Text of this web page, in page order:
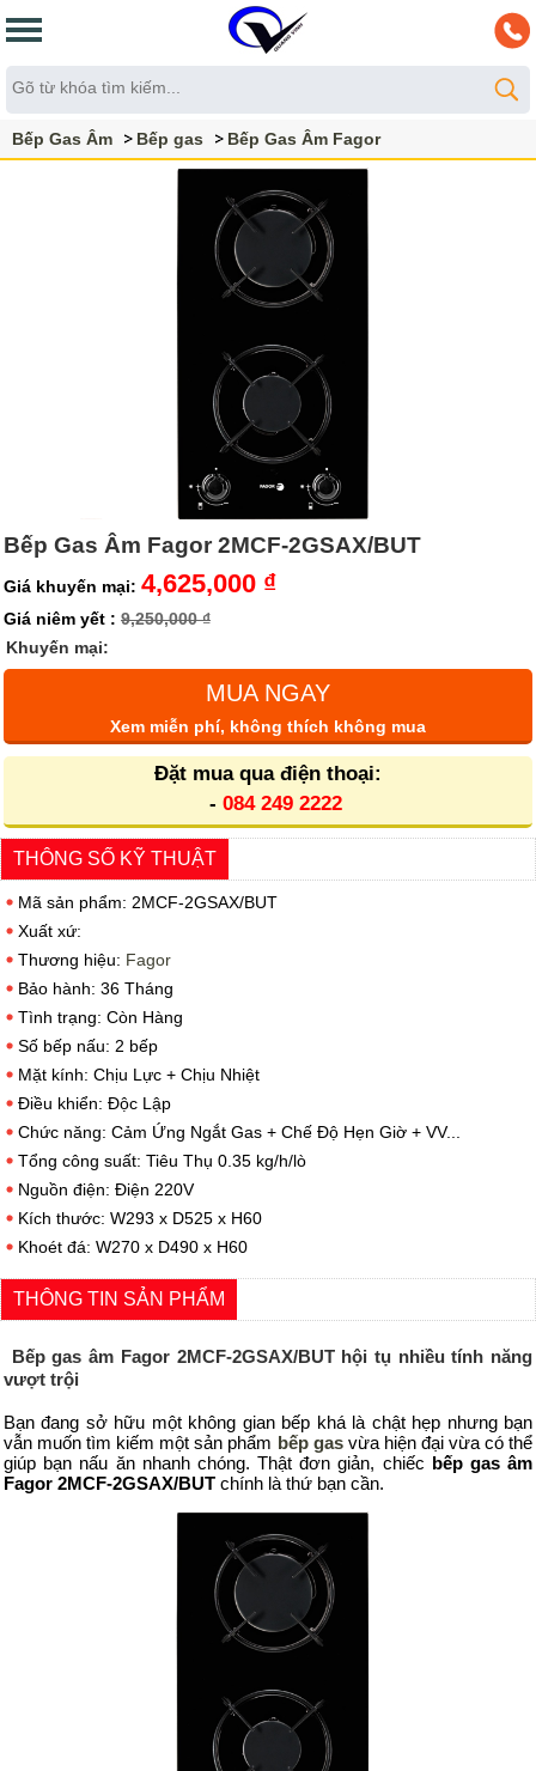
Bếp Gas Âm Bếp gas Bếp Gas Âm Fagor
Bếp Gas Âm Fagor 2MCF-2GSAX/BUT
Giá khuyến mại: 4,625,000 ₫
Giá niêm yết : 9,250,000 ₫
Khuyến mại:
MUA NGAY
Xem miễn phí, không thích không mua
Đặt mua qua điện thoại:
- 084 249 2222
THÔNG SỐ KỸ THUẬT
Mã sản phẩm: 2MCF-2GSAX/BUT
Xuất xứ:
Thương hiệu: Fagor
Bảo hành: 36 Tháng
Tình trạng: Còn Hàng
Số bếp nấu: 2 bếp
Mặt kính: Chịu Lực + Chịu Nhiệt
Điều khiển: Độc Lập
Chức năng: Cảm Ứng Ngắt Gas + Chế Độ Hẹn Giờ + VV...
Tổng công suất: Tiêu Thụ 0.35 kg/h/lò
Nguồn điện: Điện 220V
Kích thước: W293 x D525 x H60
Khoét đá: W270 x D490 x H60
THÔNG TIN SẢN PHẨM
Bếp gasâm Fagor 2MCF-2GSAX/BUThội tụ nhiều tính năng
vượt trội
Bạn đang sở hữu một không gian bếp khá là chật hẹp nhưng bạn
vẫn muốn tìm kiếm một sản phẩm bếp gasvừa hiện đại vừa có thể
giúp bạn nấu ăn nhanh chóng. Thật đơn giản, chiếc bếp gas âm
Fagor 2MCF-2GSAX/BUT chính là thứ bạn cần.